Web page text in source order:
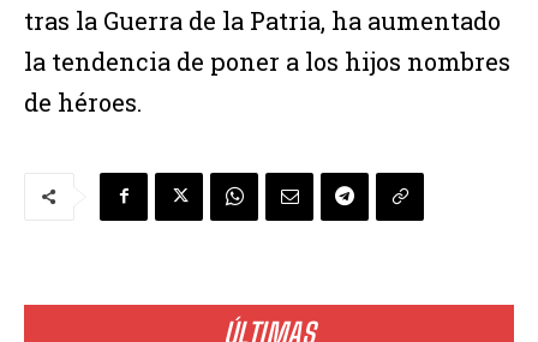
ÚLTIMAS
tras la Guerra de la Patria, ha aumentado
la tendencia de poner a los hijos nombres
de héroes.